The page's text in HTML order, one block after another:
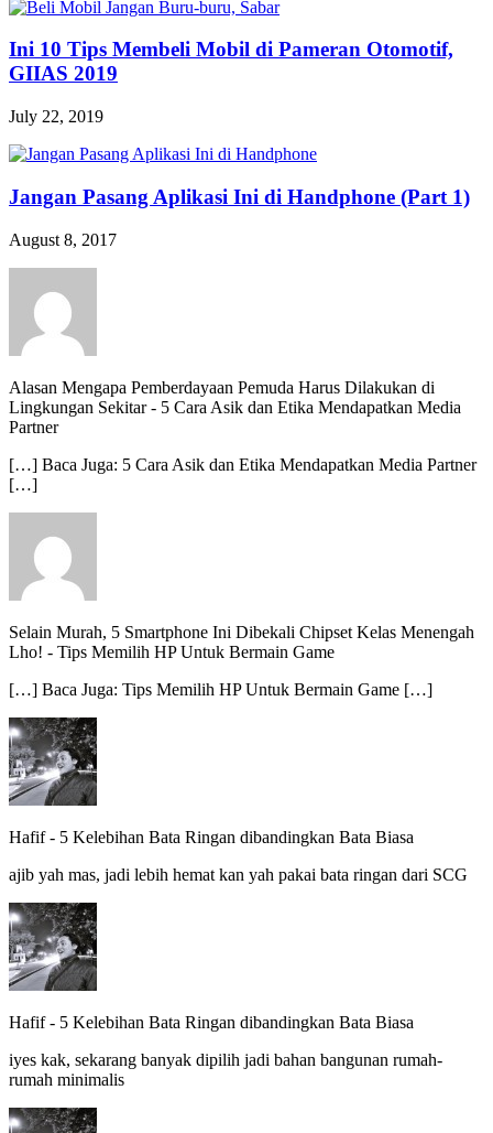
Ini 10 Tips Membeli Mobil di Pameran Otomotif,
GIIAS 2019
July 22, 2019
Jangan Pasang Aplikasi Ini di Handphone (Part 1)
August 8, 2017
Alasan Mengapa Pemberdayaan Pemuda Harus Dilakukan di
Lingkungan Sekitar- 5 Cara Asik dan Etika Mendapatkan Media
Partner
[…] Baca Juga: 5 Cara Asik dan Etika Mendapatkan Media Partner
[…]
Selain Murah, 5 Smartphone Ini Dibekali Chipset Kelas Menengah
Lho! - Tips Memilih HP Untuk Bermain Game
[…] Baca Juga: Tips Memilih HP Untuk Bermain Game […]
Hafif- 5 Kelebihan Bata Ringan dibandingkan Bata Biasa
ajib yah mas, jadi lebih hemat kan yah pakai bata ringan dari SCG
Hafif- 5 Kelebihan Bata Ringan dibandingkan Bata Biasa
iyes kak, sekarang banyak dipilih jadi bahan bangunan rumah-
rumah minimalis